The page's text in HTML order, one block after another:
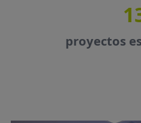
proyectos